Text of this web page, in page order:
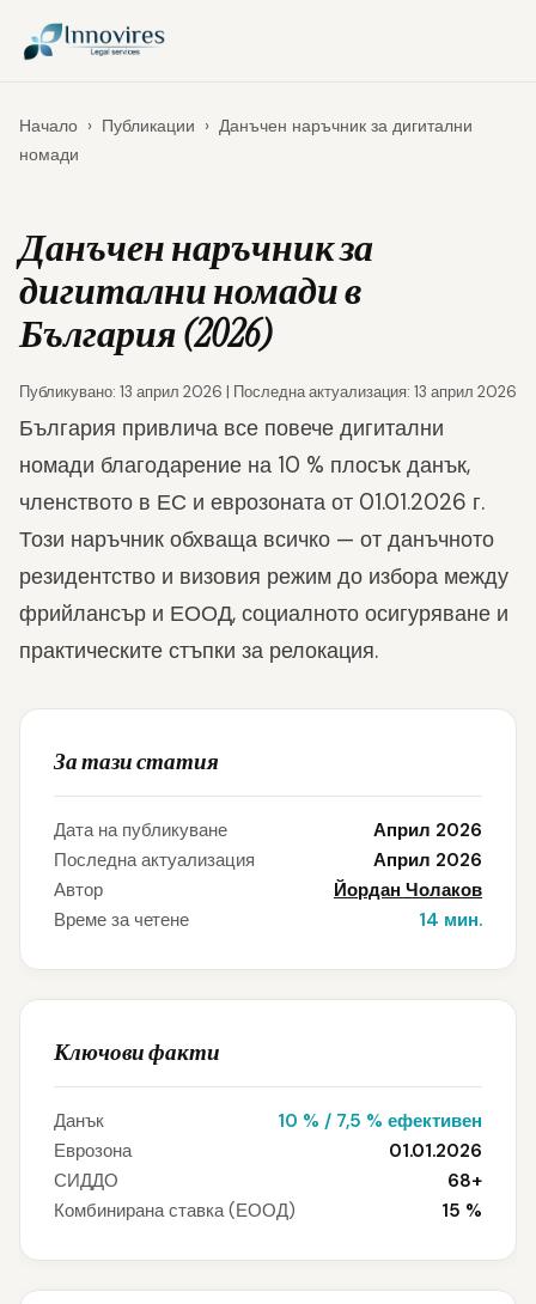
Начало › Публикации › Данъчен наръчник за дигитални
номади
Данъчен наръчник за
дигитални номади в
България (2026)
Публикувано: 13 април 2026 | Последна актуализация: 13 април 2026
България привлича все повече дигитални
номади благодарение на 10 % плосък данък,
членството в ЕС и еврозоната от 01.01.2026 г.
Този наръчник обхваща всичко — от данъчното
резидентство и визовия режим до избора между
фрийлансър и ЕООД, социалното осигуряване и
практическите стъпки за релокация.
За тази статия
Дата на публикуване
Април 2026
Последна актуализация
Април 2026
Автор
Йордан Чолаков
Време за четене
14 мин.
Ключови факти
Данък
10 % / 7,5 % ефективен
Еврозона
01.01.2026
СИДДО
68+
Комбинирана ставка (ЕООД)
15 %